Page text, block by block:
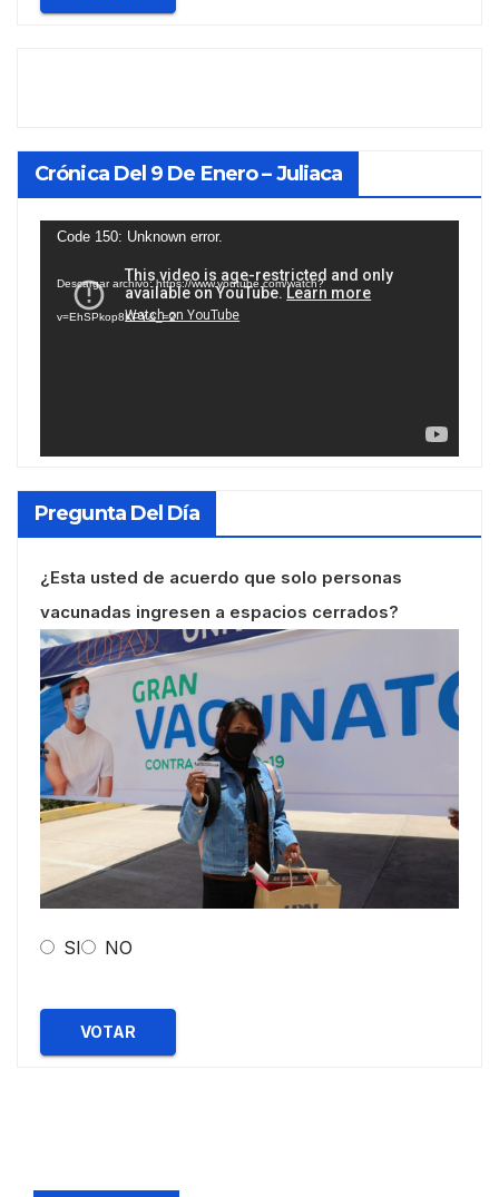
Crónica Del 9 De Enero – Juliaca
Reproductor
vídeo
Code 150: Unknown error.
Descargar archivo: https://www.youtube.com/watch?
v=EhSPkop8KPY&_=2
Pregunta Del Día
¿Esta usted de acuerdo que solo personas
vacunadas ingresen a espacios cerrados?
SI NO
VOTAR